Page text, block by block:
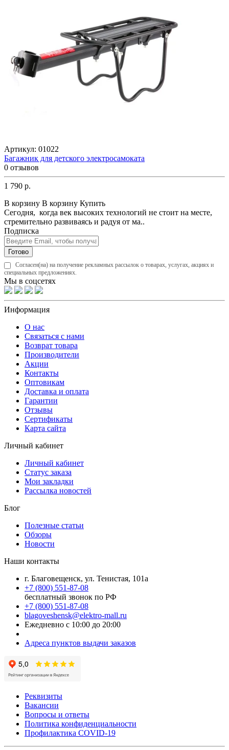
Артикул: 01022
Багажник для детского электросамоката
0 отзывов
1 790 р.
В корзину В корзину Купить
Сегодня, когда век высоких технологий не стоит на месте,
стремительно развиваясь и радуя от ма..
Подписка
Готово
Согласен(на) на получение рекламных рассылок о товарах, услугах, акциях и
специальных предложениях.
Мы в соцсетях
Информация
О нас
Связаться с нами
Возврат товара
Производители
Акции
Контакты
Оптовикам
Доставка и оплата
Гарантии
Отзывы
Сертификаты
Карта сайта
Личный кабинет
Личный кабинет
Статус заказа
Мои закладки
Рассылка новостей
Блог
Полезные статьи
Обзоры
Новости
Наши контакты
г. Благовещенск, ул. Тенистая, 101а
+7 (800) 551-87-08
бесплатный звонок по РФ
+7 (800) 551-87-08
blagoveshensk@elektro-mall.ru
Ежедневно с 10:00 до 20:00
Адреса пунктов выдачи заказов
Реквизиты
Вакансии
Вопросы и ответы
Политика конфиденциальности
Профилактика COVID-19